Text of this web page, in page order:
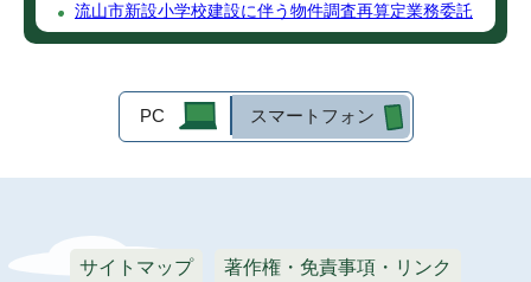
流山市新設小学校建設に伴う物件調査再算定業務委託
PC スマートフォン
サイトマップ 著作権・免責事項・リンク